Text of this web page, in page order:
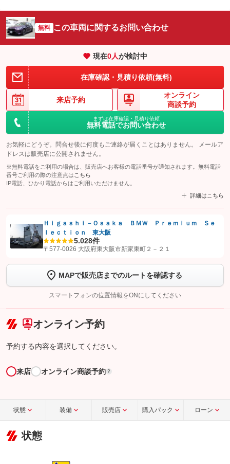
無料 この車両に関するお問い合わせ
現在0人が検討中
在庫確認・見積り依頼(無料)
来店予約
オンライン
商談予約
まずは在庫確認・見積り依頼
無料電話でお問い合わせ
お気軽にどうぞ。問合せ後に何度もご連絡が届くことはありません。 メールア
ドレスは販売店に公開されません。
※無料電話をご利用の場合は、販売店へお客様の電話番号が通知されます。無料電話
番号ご利用の際の注意点は こちら
IP電話、ひかり電話からはご利用いただけません。
詳細はこちら
【STEP1】認証画面でグーネットを友だち追加してから「許可する」ボタンを押
します
【STEP2】 トーク画面で
完了してください。
こちら
Ｈｉｇａｓｈｉ－Ｏｓａｋａ ＢＭＷ Ｐｒｅｍｉｕｍ Ｓｅ
ｌｅｃｔｉｏｎ 東大阪
5.028件
〒577-0026 大阪府東大阪市新家東町２－２１
MAPで販売店までのルートを確認する
スマートフォンの位置情報をONにしてください
オンライン予約
予約する内容を選択してください。
来店 オンライン商談予約 ?
状態 装備 販売店 購入パック ローン
状態